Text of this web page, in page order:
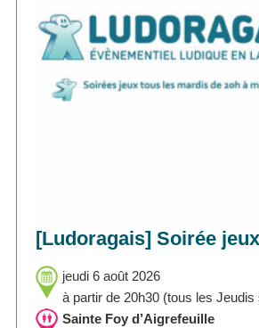
[Ludoragais] Soirée jeux
jeudi 6 août 2026
à partir de 20h30 (tous les Jeudis
Sainte Foy d’Aigrefeuille